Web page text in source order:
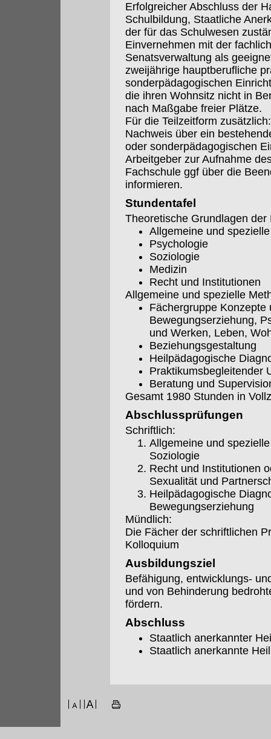
Erfolgreicher Abschluss der
Schulbildung, Staatliche
der für das Schulwesen
Einvernehmen mit der
Senatsverwaltung als
zweijährige hauptberufliche
sonderpädagogischen
die ihren Wohnsitz nicht in
nach Maßgabe freier Plätze.
Für die Teilzeitform zusätzlich:
Nachweis über ein
oder sonderpädagogischen
Arbeitgeber zur Aufnahme
Fachschule ggf über die
informieren.
Stundentafel
Theoretische Grundlagen der
Allgemeine und
Psychologie
Soziologie
Medizin
Recht und Institutionen
Allgemeine und spezielle
Fächergruppe
Bewegungserziehung,
und Werken, Leben,
Beziehungsgestaltung
Heilpädagogische
Praktikumsbegleitender
Beratung und
Gesamt 1980 Stunden in
Abschlussprüfungen
Schriftlich:
Allgemeine und
Soziologie
Recht und Institutionen
Sexualität und
Heilpädagogische
Bewegungserziehung
Mündlich:
Die Fächer der schriftlichen
Kolloquium
Ausbildungsziel
Befähigung, entwicklungs-
und von Behinderung
fördern.
Abschluss
Staatlich anerkannter
Staatlich anerkannte